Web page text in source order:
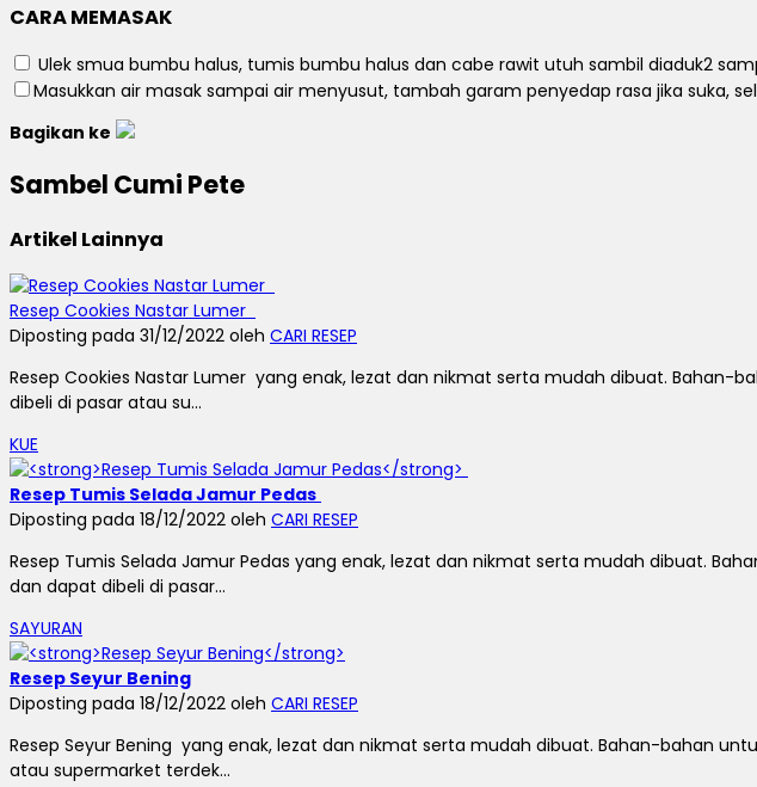
CARA MEMASAK
Ulek smua bumbu halus, tumis bumbu halus dan cabe rawit utuh sambil diaduk2
Masukkan air masak sampai air menyusut, tambah garam penyedap rasa jika suka,
Bagikan ke
Sambel Cumi Pete
Artikel Lainnya
Resep Cookies Nastar Lumer
Diposting pada 31/12/2022 oleh CARI RESEP
Resep Cookies Nastar Lumer yang enak, lezat dan nikmat serta mudah dibuat.
dibeli di pasar atau su...
KUE
Resep Tumis Selada Jamur Pedas
Diposting pada 18/12/2022 oleh CARI RESEP
Resep Tumis Selada Jamur Pedas yang enak, lezat dan nikmat serta mudah dibuat.
dan dapat dibeli di pasar...
SAYURAN
Resep Seyur Bening
Diposting pada 18/12/2022 oleh CARI RESEP
Resep Seyur Bening yang enak, lezat dan nikmat serta mudah dibuat. Bahan-bahan
atau supermarket terdek...